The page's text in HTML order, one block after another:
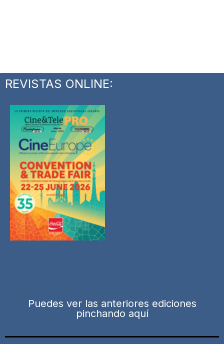
REVISTAS ONLINE:
Puedes ver las anteriores ediciones
pinchando aquí